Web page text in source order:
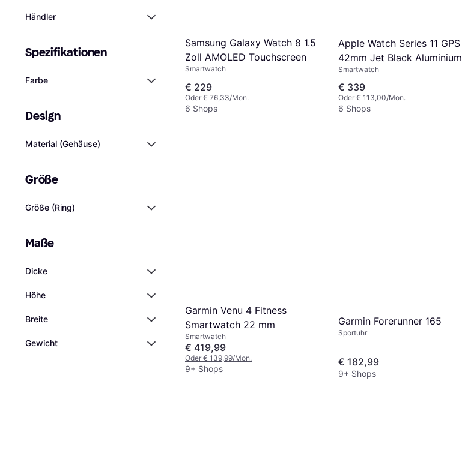
Händler
Spezifikationen
Farbe
Design
Material (Gehäuse)
Größe
Größe (Ring)
Maße
Dicke
Höhe
Breite
Gewicht
Samsung Galaxy Watch 8 1.5
Zoll AMOLED Touchscreen
Smartwatch
€ 229
Oder € 76,33/Mon.
6 Shops
Apple Watch Series 11 GPS
42mm Jet Black Aluminium
Case
Smartwatch
€ 339
Oder € 113,00/Mon.
6 Shops
Garmin Venu 4 Fitness
Smartwatch 22 mm
Smartwatch
€ 419,99
Oder € 139,99/Mon.
9+ Shops
Garmin Forerunner 165
Sportuhr
€ 182,99
9+ Shops